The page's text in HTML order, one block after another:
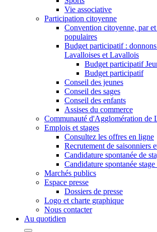
Vie associative
Participation citoyenne
Convention citoyenne, par
populaires
Budget participatif :
Lavalloises et Lavallois
Budget participatif
Budget participatif
Conseil des jeunes
Conseil des sages
Conseil des enfants
Assises du commerce
Communauté d'Agglomération de
Emplois et stages
Consultez les offres en ligne
Recrutement de saisonniers
Candidature spontanée de
Candidature spontanée
Marchés publics
Espace presse
Dossiers de presse
Logo et charte graphique
Nous contacter
Au quotidien